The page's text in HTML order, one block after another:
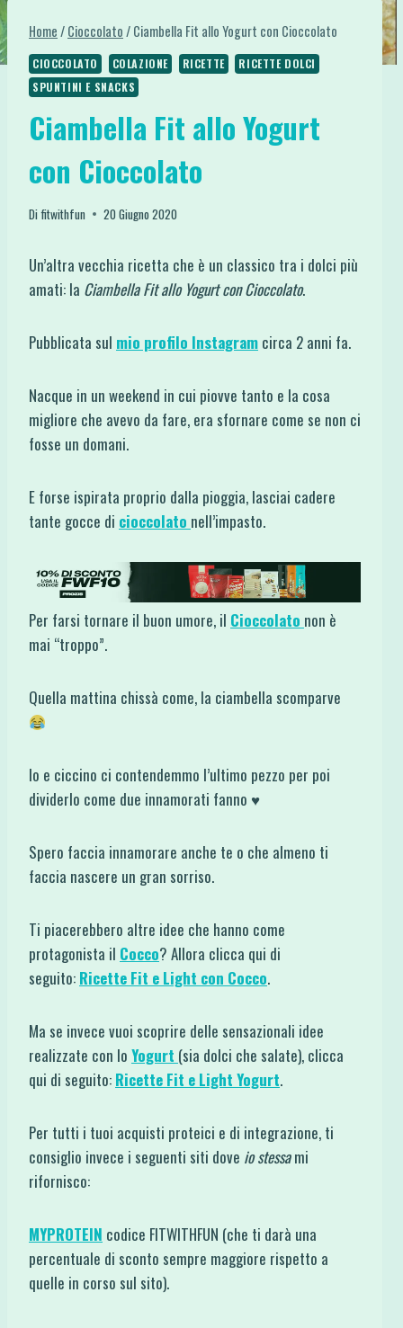
Home/Cioccolato/Ciambella Fit allo Yogurt con Cioccolato
CIOCCOLATO COLAZIONE RICETTE
RICETTE DOLCI
SPUNTINI E SNACKS
Ciambella Fit allo Yogurt
con Cioccolato
Difitwithfun 20 Giugno 2020
Un’altra vecchia ricetta che è un classico tra i dolci più
amati: la Ciambella Fit allo Yogurt con Cioccolato.
Pubblicata sul mio profilo Instagram circa 2 anni fa.
Nacque in un weekend in cui piovve tanto e la cosa
migliore che avevo da fare, era sfornare come se non ci
fosse un domani.
E forse ispirata proprio dalla pioggia, lasciai cadere
tante gocce di cioccolato nell’impasto.
Per farsi tornare il buon umore, il Cioccolato non è
mai “troppo”.
Quella mattina chissà come, la ciambella scomparve
Io e ciccino ci contendemmo l’ultimo pezzo per poi
dividerlo come due innamorati fanno ♥
Spero faccia innamorare anche te o che almeno ti
faccia nascere un gran sorriso.
Ti piacerebbero altre idee che hanno come
protagonista il Cocco? Allora clicca qui di
seguito: Ricette Fit e Light con Cocco.
Ma se invece vuoi scoprire delle sensazionali idee
realizzate con lo Yogurt (sia dolci che salate), clicca
qui di seguito: Ricette Fit e Light Yogurt.
Per tutti i tuoi acquisti proteici e di integrazione, ti
consiglio invece i seguenti siti dove io stessami
rifornisco:
MYPROTEIN codice FITWITHFUN (che ti darà una
percentuale di sconto sempre maggiore rispetto a
quelle in corso sul sito).